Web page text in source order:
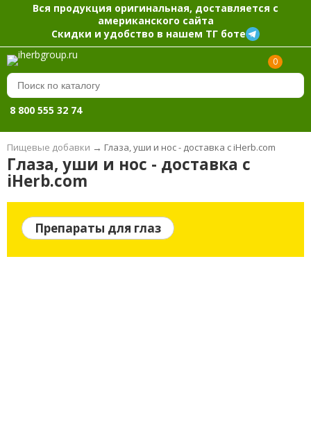
Вся продукция оригинальная, доставляется с
американского сайта
Скидки и удобство в нашем ТГ боте
0
8 800 555 32 74
Пищевые добавки → Глаза, уши и нос - доставка с iHerb.com
Глаза, уши и нос - доставка с
iHerb.com
Препараты для глаз